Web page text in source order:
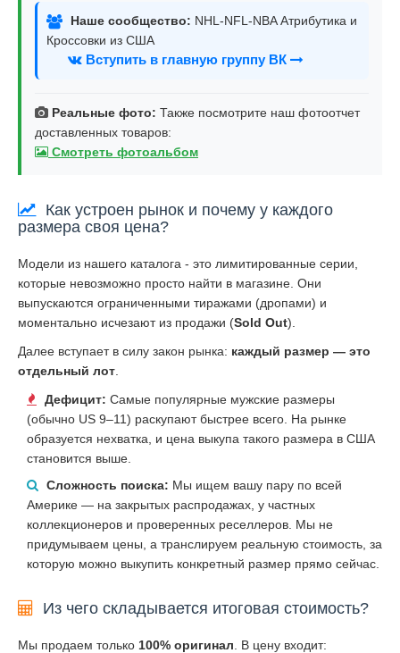
Наше сообщество: NHL-NFL-NBA Атрибутика и
Кроссовки из США
Вступить в главную группу ВК
Реальные фото: Также посмотрите наш фотоотчет
доставленных товаров:
Смотреть фотоальбом
Как устроен рынок и почему у каждого
размера своя цена?
Модели из нашего каталога - это лимитированные серии,
которые невозможно просто найти в магазине. Они
выпускаются ограниченными тиражами (дропами) и
моментально исчезают из продажи (Sold Out).
Далее вступает в силу закон рынка: каждый размер — это
отдельный лот
Дефицит: Самые популярные мужские размеры
(обычно US 9–11) раскупают быстрее всего. На рынке
образуется нехватка, и цена выкупа такого размера в США
становится выше.
Сложность поиска: Мы ищем вашу пару по всей
Америке — на закрытых распродажах, у частных
коллекционеров и проверенных реселлеров. Мы не
придумываем цены, а транслируем реальную стоимость, за
которую можно выкупить конкретный размер прямо сейчас.
Из чего складывается итоговая стоимость?
Мы продаем только 100% оригинал . В цену входит: